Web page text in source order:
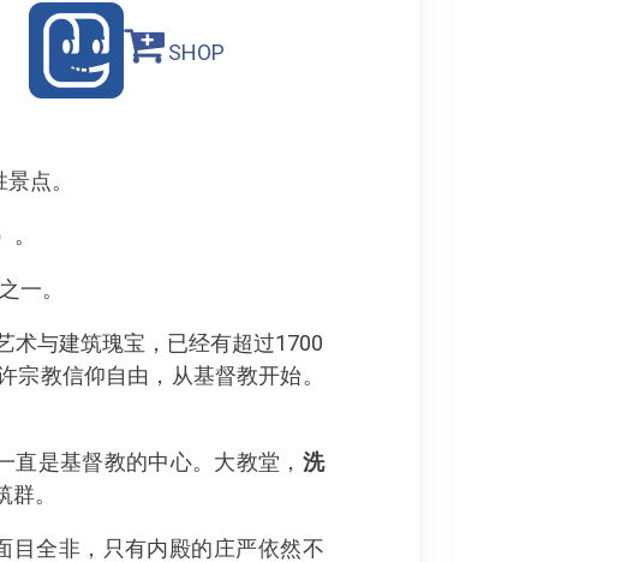
SHOP
点。
一。
术与建筑瑰宝，已经有超过1700
教信仰自由，从基督教开始。
是基督教的中心。大教堂， 洗
。
目全非，只有内殿的庄严依然不